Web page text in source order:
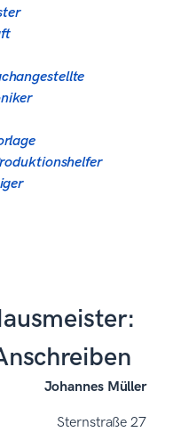
Johannes Müller
Sternstraße 27